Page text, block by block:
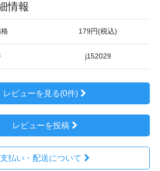
情報
179円(税込)
j152029
レビューを見る(0件)
レビューを投稿
支払い・配送について